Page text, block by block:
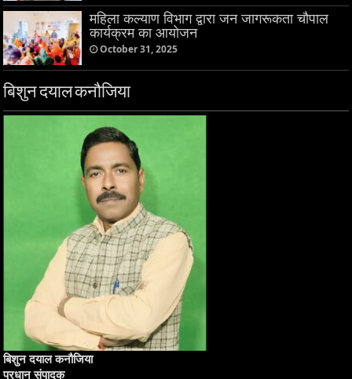
महिला कल्याण विभाग द्वारा जन जागरूकता चौपाल
कार्यक्रम का आयोजन
October 31, 2025
बिशुन दयाल कनौजिया
बिशुन दयाल कनौजिया
प्रधान संपादक